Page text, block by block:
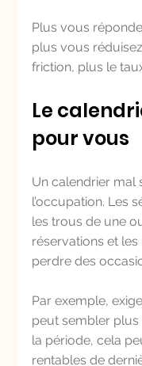
Plus vous
plus vous
friction, plus le
Le
pour vous
Un calendrier mal
l’occupation. Les
les trous de une
réservations et
perdre des
Par exemple,
peut sembler plus
la période, cela
rentables de